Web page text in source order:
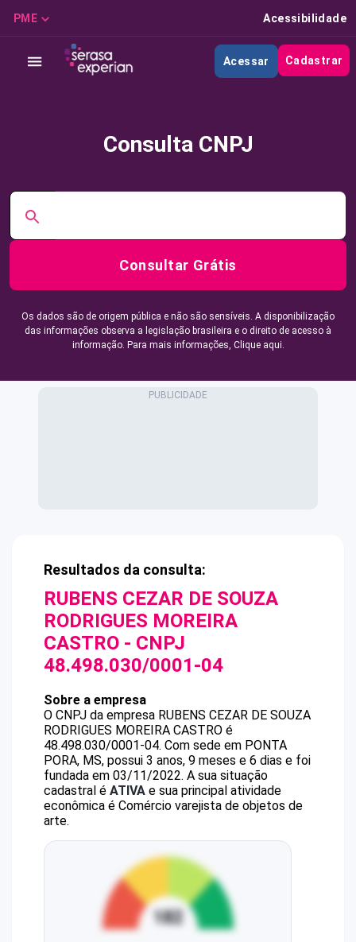
PME Acessibilidade
Acessar Cadastrar
Consulta CNPJ
Consultar Grátis
Os dados são de origem pública e não são sensíveis. A disponibilização
das informações observa a legislação brasileira e o direito de acesso à
informação. Para mais informações, Clique aqui.
Resultados da consulta:
RUBENS CEZAR DE SOUZA
RODRIGUES MOREIRA
CASTRO - CNPJ
48.498.030/0001-04
Sobre a empresa
O CNPJ da empresa RUBENS CEZAR DE SOUZA
RODRIGUES MOREIRA CASTRO é
48.498.030/0001-04. Com sede em PONTA
PORA, MS, possui 3 anos, 9 meses e 6 dias e foi
fundada em 03/11/2022. A sua situação
cadastral é ATIVA e sua principal atividade
econômica é Comércio varejista de objetos de
arte.